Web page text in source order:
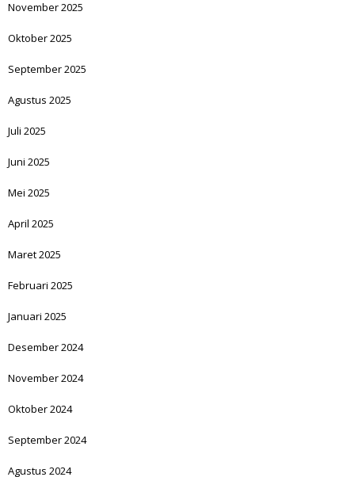
November 2025
Oktober 2025
September 2025
Agustus 2025
Juli 2025
Juni 2025
Mei 2025
April 2025
Maret 2025
Februari 2025
Januari 2025
Desember 2024
November 2024
Oktober 2024
September 2024
Agustus 2024